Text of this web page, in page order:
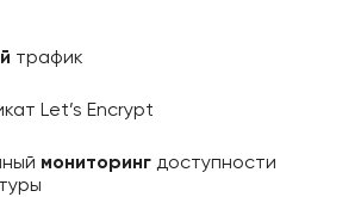
трафик
Let’s Encrypt
мониторинг доступности